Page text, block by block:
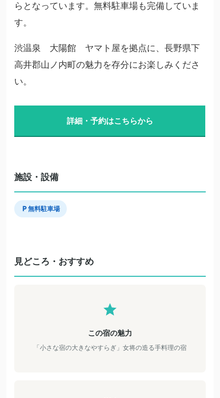
らとなっています。無料駐車場も完備していま
す。
渋温泉 大陽館 ヤマト屋を拠点に、長野県下
高井郡山ノ内町の魅力を存分にお楽しみくださ
い。
詳細・予約はこちらから
施設・設備
無料駐車場
見どころ・おすすめ
この宿の魅力
「小さな宿の大きなやすらぎ」女将の造る手料理の宿